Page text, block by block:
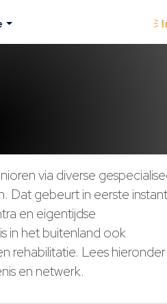
via diverse
Dat gebeurt in eerste
en eigentijdse
in het buitenland ook
rehabilitatie. Lees
en netwerk.